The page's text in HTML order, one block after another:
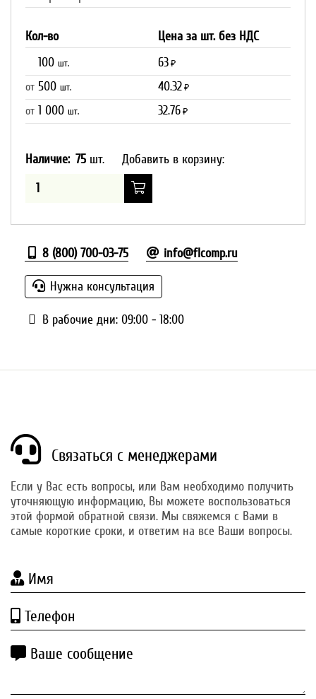
Кол-во
Цена за шт. без НДС
100 шт. 63 ₽
от 500 шт. 40.32 ₽
от 1 000 шт. 32.76 ₽
Наличие: 75 шт. Добавить в корзину:
8 (800) 700-03-75 info@flcomp.ru
Нужна консультация
В рабочие дни: 09:00 - 18:00
Связаться с менеджерами
Если у Вас есть вопросы, или Вам необходимо получить
уточняющую информацию, Вы можете воспользоваться
этой формой обратной связи. Мы свяжемся с Вами в
самые короткие сроки, и ответим на все Ваши вопросы.
Имя
Телефон
Ваше сообщение